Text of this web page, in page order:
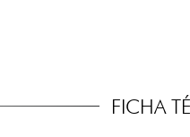
FICHA